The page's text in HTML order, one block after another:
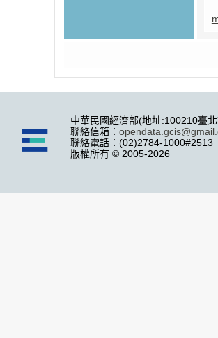
中華民國經濟部(地址:100210臺
聯絡信箱：
聯絡電話：(02)2784-1000#2513
版權所有 © 2005-2026